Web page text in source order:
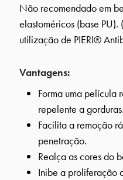
Não recomendado em
elastoméricos (base
utilização de PIERI®
Vantagens:
Forma uma película
repelente a gorduras.
Facilita a remoção
penetração.
Realça as cores do
Inibe a proliferação